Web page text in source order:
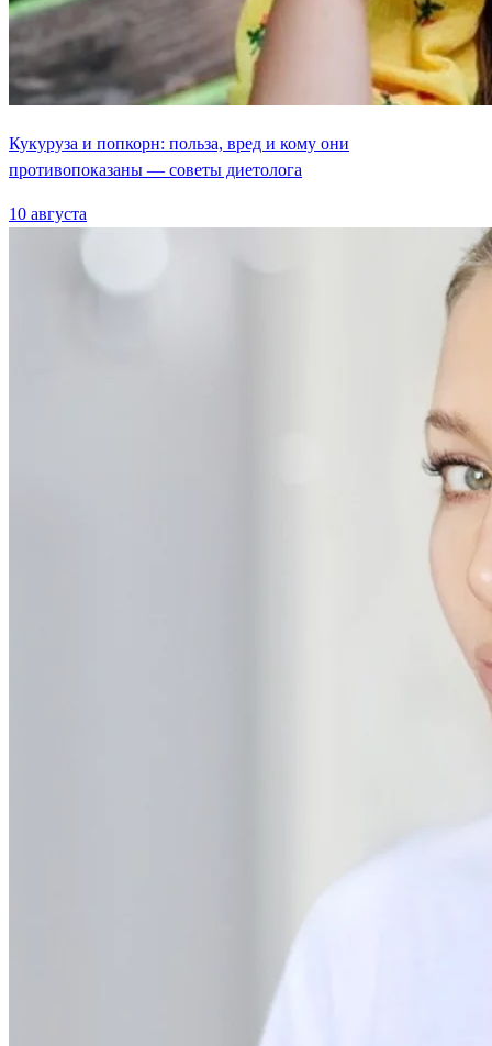
Кукуруза и попкорн: польза, вред и кому они
противопоказаны — советы диетолога
10 августа